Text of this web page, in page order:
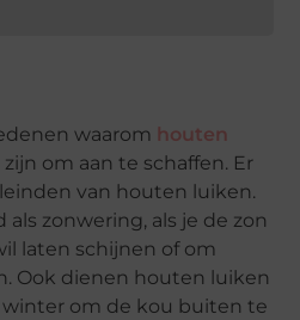
waarom houten
zijn om aan te schaffen. Er
van houten luiken.
zonwering, als je de zon
laten schijnen of om
Ook dienen houten luiken
om de kou buiten te